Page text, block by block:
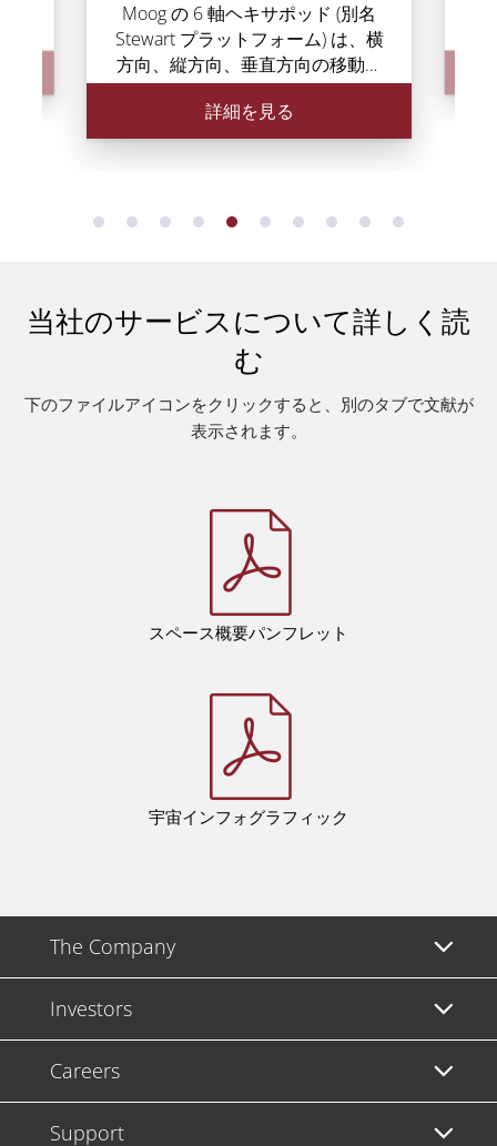
Moog の 6 軸ヘキサポッド (別名
Stewart プラットフォーム) は、横
方向、縦方向、垂直方向の移動、
およびロール、ピッチ、ヨー回転
の 6 つの自由度 (6-DOF) すべてで
ペイロードを配置または移動でき
詳細を見る
当社のサービスについて詳しく読
む
下のファイルアイコンをクリックすると、別のタブで文献が
表示されます。
スペース概要パンフレット
宇宙インフォグラフィック
The Company
Investors
Careers
Support